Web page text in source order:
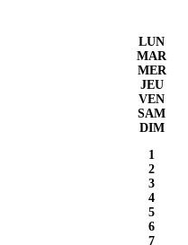
LUN
MAR
MER
JEU
VEN
SAM
DIM
1
2
3
4
5
6
7